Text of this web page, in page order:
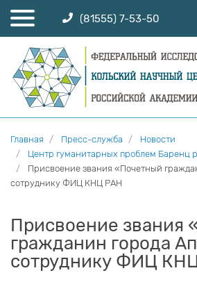
(81555) 7-53-50
Главная Пресс-служба
Новости
Центр гуманитарных проблем Баренц
Присвоение звания «Почетный
сотруднику ФИЦ КНЦ РАН
Присвоение звания
гражданин города
сотруднику ФИЦ